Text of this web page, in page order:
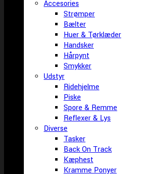
Accesories
Strømper
Bælter
Huer & Tørklæder
Handsker
Hårpynt
Smykker
Udstyr
Ridehjelme
Piske
Spore & Remme
Reflexer & Lys
Diverse
Tasker
Back On Track
Kæphest
Kramme Ponyer